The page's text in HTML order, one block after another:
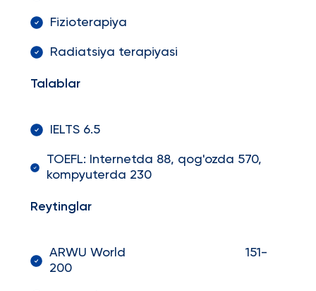
Fizioterapiya
Radiatsiya terapiyasi
Talablar
IELTS 6.5
TOEFL: Internetda 88, qog'ozda 570,
kompyuterda 230
Reytinglar
ARWU World 151-
200